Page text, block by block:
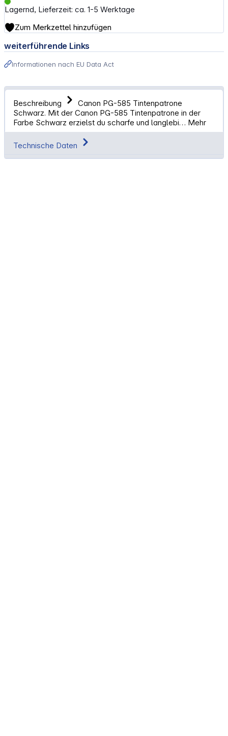
Lagernd, Lieferzeit: ca. 1-5 Werktage
Zum Merkzettel hinzufügen
weiterführende Links
Informationen nach EU Data Act
Beschreibung
Canon PG-585 Tintenpatrone
Schwarz. Mit der Canon PG-585 Tintenpatrone in der
Farbe Schwarz erzielst du scharfe und langlebi… Mehr
Technische Daten